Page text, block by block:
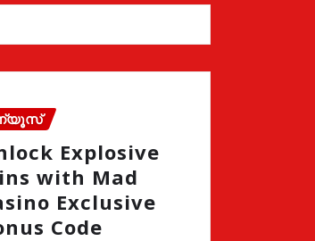
Explosive
with Mad
Exclusive
Code